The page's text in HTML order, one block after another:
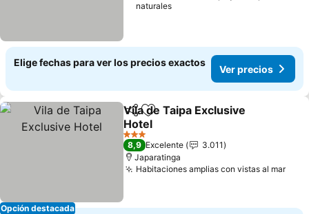
naturales
Elige fechas para ver los precios exactos
Ver precios
Opción destacada
CompartirAgregar a favoritos
Vila de Taipa Exclusive
Hotel
3 Estrellas
8,9 Excelente
3.011
Japaratinga
Habitaciones amplias con vistas al mar